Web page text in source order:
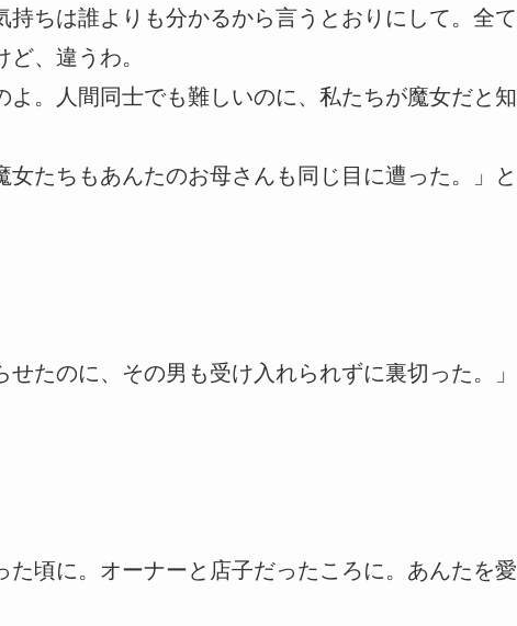
持ちは誰よりも分かるから言うとおりにして。全て
、違うわ。
。人間同士でも難しいのに、私たちが魔女だと知
たちもあんたのお母さんも同じ目に遭った。」と
せたのに、その男も受け入れられずに裏切った。」
た頃に。オーナーと店子だったころに。あんたを愛